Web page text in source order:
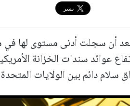
بعد أن سجلت أدنى مستوى لها
عوائد سندات الخزانة
دائم بين الولايات